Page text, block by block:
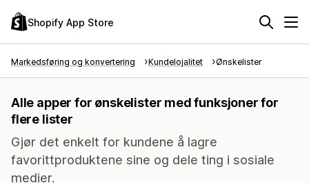
Shopify App Store
Markedsføring og konvertering Kundelojalitet Ønskelister
Alle apper for ønskelister med funksjoner for
flere lister
Gjør det enkelt for kundene å lagre
favorittproduktene sine og dele ting i sosiale
medier.